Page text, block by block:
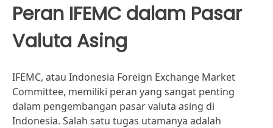
Peran IFEMC dalam Pasar
Valuta Asing
IFEMC, atau Indonesia Foreign Exchange Market
Committee, memiliki peran yang sangat penting
dalam pengembangan pasar valuta asing di
Indonesia. Salah satu tugas utamanya adalah